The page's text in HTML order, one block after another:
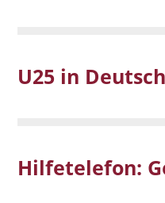
U25 in
Hilfetelefon: